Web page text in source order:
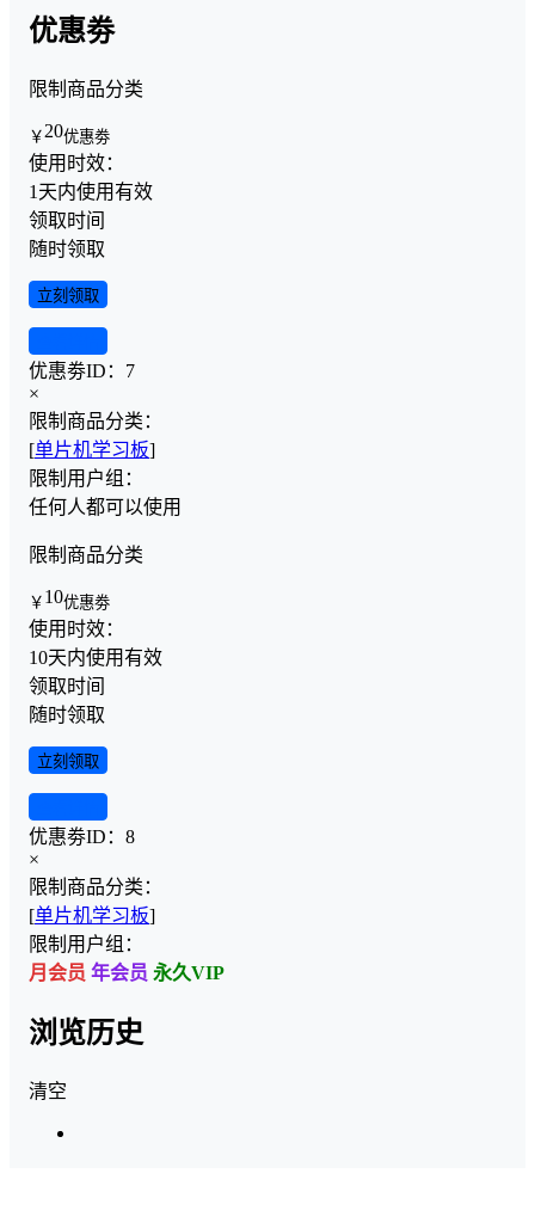
优惠劵
限制商品分类
￥ 20优惠劵
使用时效：
1天内使用有效
领取时间
随时领取
立刻领取
优惠劵ID： 7
×
限制商品分类：
[单片机学习板]
限制用户组：
任何人都可以使用
限制商品分类
￥ 10优惠劵
使用时效：
10天内使用有效
领取时间
随时领取
立刻领取
优惠劵ID： 8
×
限制商品分类：
[单片机学习板]
限制用户组：
月会员 年会员 永久VIP
浏览历史
清空